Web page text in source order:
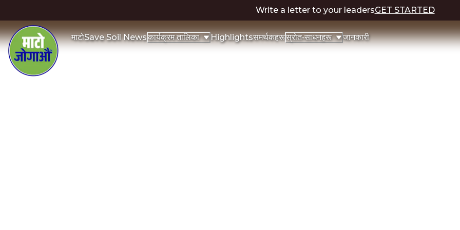
Write a letter to your leadersGET STARTED
माटोSave Soil Newsकार्यक्रम तालिका Highlightsसमर्थकहरूस्रोत-साधनहरू जानकारी